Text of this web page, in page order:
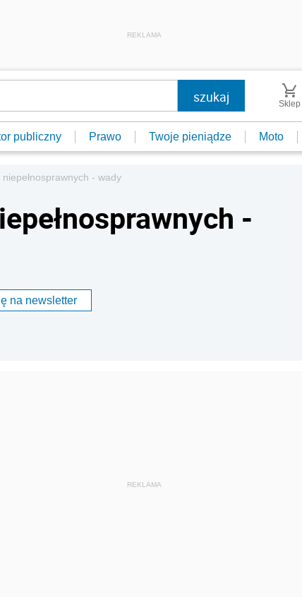
REKLAMA
Sklep
publiczny Prawo Twoje pieniądze Moto
- wady
-
na newsletter